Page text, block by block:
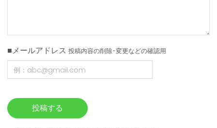
■メールアドレス 投稿内容の削除･変更などの確認用
投稿する